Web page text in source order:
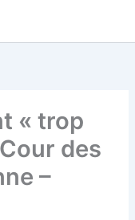
« trop
des
–